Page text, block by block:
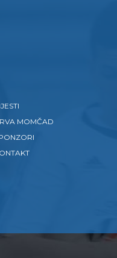
MOMČAD